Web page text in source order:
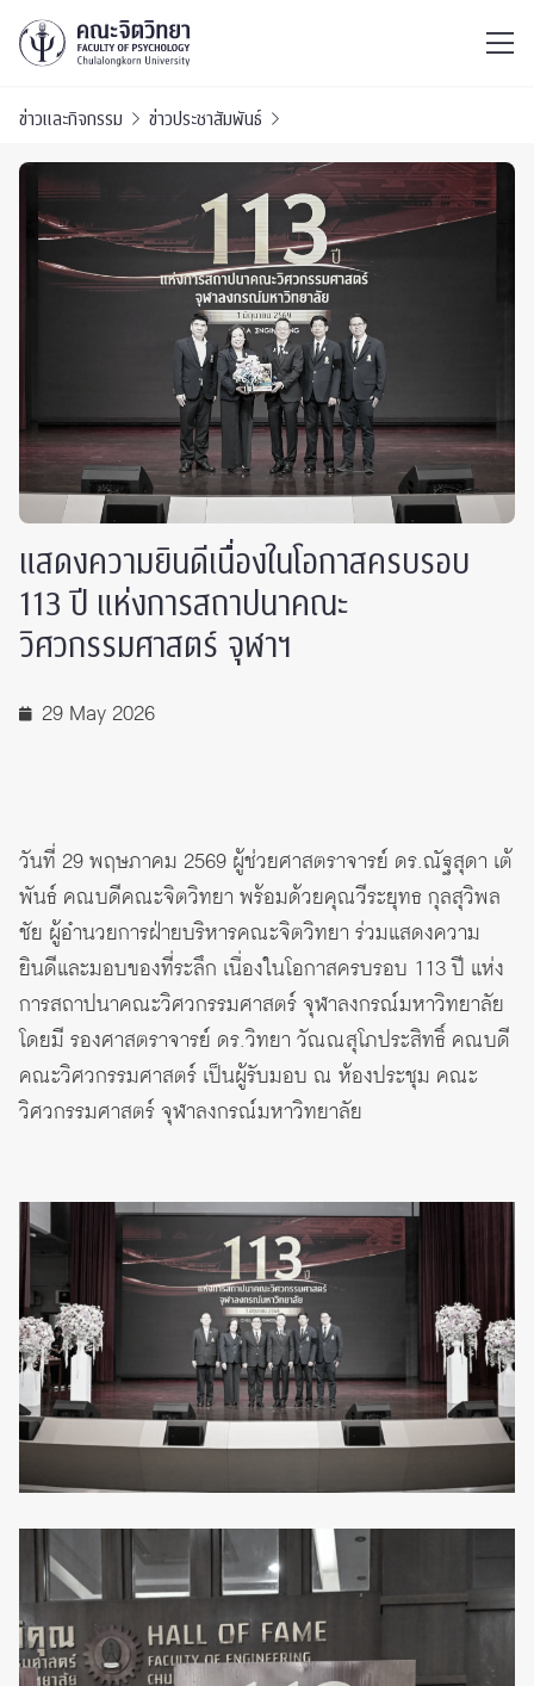
ข่าวและกิจกรรม ข่าวประชาสัมพันธ์
แสดงความยินดีเนื่องในโอกาสครบรอบ
113 ปี แห่งการสถาปนาคณะ
วิศวกรรมศาสตร์ จุฬาฯ
29 May 2026
วันที่ 29 พฤษภาคม 2569 ผู้ช่วยศาสตราจารย์ ดร.ณัฐสุดา เต้
พันธ์ คณบดีคณะจิตวิทยา พร้อมด้วยคุณวีระยุทธ กุลสุวิพล
ชัย ผู้อำนวยการฝ่ายบริหารคณะจิตวิทยา ร่วมแสดงความ
ยินดีและมอบของที่ระลึก เนื่องในโอกาสครบรอบ 113 ปี แห่ง
การสถาปนาคณะวิศวกรรมศาสตร์ จุฬาลงกรณ์มหาวิทยาลัย
โดยมี รองศาสตราจารย์ ดร.วิทยา วัณณสุโภประสิทธิ์ คณบดี
คณะวิศวกรรมศาสตร์ เป็นผู้รับมอบ ณ ห้องประชุม คณะ
วิศวกรรมศาสตร์ จุฬาลงกรณ์มหาวิทยาลัย